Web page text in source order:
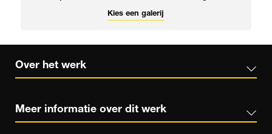
Kies een galerij
Over het werk
Meer informatie over dit werk